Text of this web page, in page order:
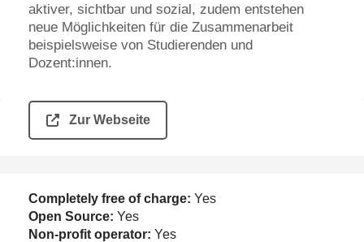
aktiver, sichtbar und sozial, zudem entstehen
neue Möglichkeiten für die Zusammenarbeit
beispielsweise von Studierenden und
Dozent:innen.
Zur Webseite
Completely free of charge: Yes
Open Source: Yes
Non-profit operator: Yes